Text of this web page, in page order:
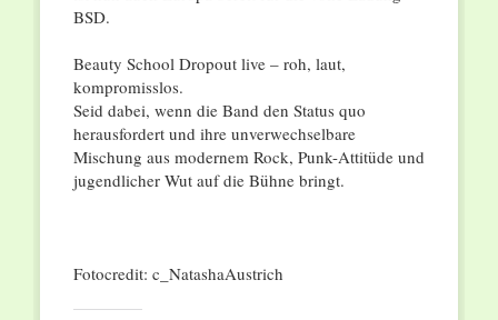
BSD.
Beauty School Dropout live – roh, laut,
kompromisslos.
Seid dabei, wenn die Band den Status quo
herausfordert und ihre unverwechselbare
Mischung aus modernem Rock, Punk-Attitüde und
jugendlicher Wut auf die Bühne bringt.
Fotocredit: c_NatashaAustrich